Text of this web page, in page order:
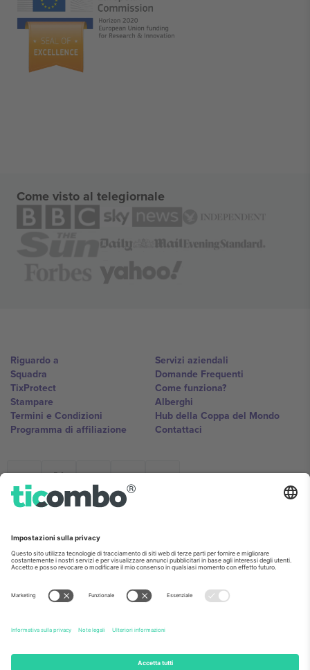
Come visto al telegiornale
Riguardo a
Squadra
TixProtect
Stampare
Termini e Condizioni
Programma di affiliazione
Servizi aziendali
Domande Frequenti
Come funziona?
Alberghi
Hub della Coppa del Mondo
Contattaci
Ticombo Italia
Mimi Balkanska 132, 1540, Sofia,
base alla località, all'evento e/o al dominio. Per i dettagli controlla la
pagina specifica dell'evento, l'impronta e i termini.,